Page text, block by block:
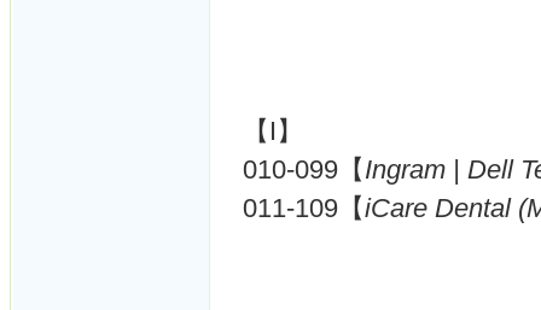
【I】
010-099【Ingram | Dell
011-109【iCare Dental